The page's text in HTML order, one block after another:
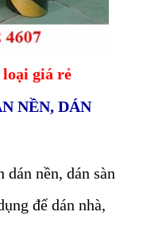
loại giá rẻ
NỀN, DÁN
nền, dán sàn
để dán nhà,